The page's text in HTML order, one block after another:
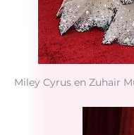
Miley Cyrus en Zuhair